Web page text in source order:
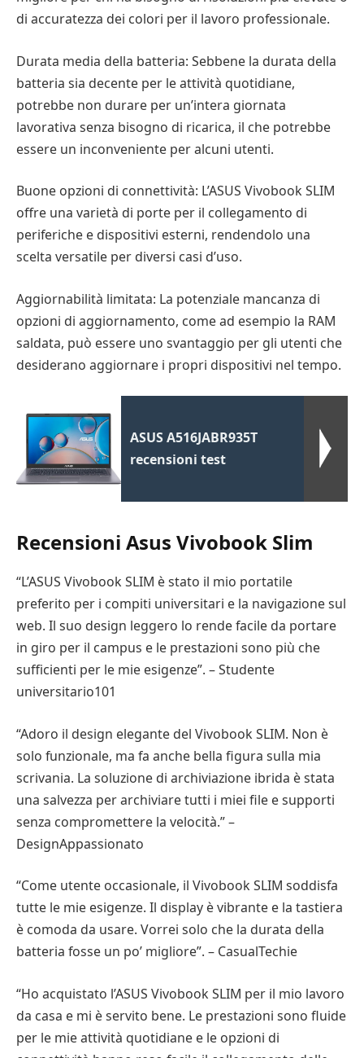
di accuratezza dei colori per il lavoro professionale.
Durata media della batteria: Sebbene la durata della
batteria sia decente per le attività quotidiane,
potrebbe non durare per un’intera giornata
lavorativa senza bisogno di ricarica, il che potrebbe
essere un inconveniente per alcuni utenti.
Buone opzioni di connettività: L’ASUS Vivobook SLIM
offre una varietà di porte per il collegamento di
periferiche e dispositivi esterni, rendendolo una
scelta versatile per diversi casi d’uso.
Aggiornabilità limitata: La potenziale mancanza di
opzioni di aggiornamento, come ad esempio la RAM
saldata, può essere uno svantaggio per gli utenti che
desiderano aggiornare i propri dispositivi nel tempo.
ASUS A516JABR935T
recensioni test
Recensioni Asus Vivobook Slim
“L’ASUS Vivobook SLIM è stato il mio portatile
preferito per i compiti universitari e la navigazione sul
web. Il suo design leggero lo rende facile da portare
in giro per il campus e le prestazioni sono più che
sufficienti per le mie esigenze”. – Studente
universitario101
“Adoro il design elegante del Vivobook SLIM. Non è
solo funzionale, ma fa anche bella figura sulla mia
scrivania. La soluzione di archiviazione ibrida è stata
una salvezza per archiviare tutti i miei file e supporti
senza compromettere la velocità.” –
DesignAppassionato
“Come utente occasionale, il Vivobook SLIM soddisfa
tutte le mie esigenze. Il display è vibrante e la tastiera
è comoda da usare. Vorrei solo che la durata della
batteria fosse un po’ migliore”. – CasualTechie
“Ho acquistato l’ASUS Vivobook SLIM per il mio lavoro
da casa e mi è servito bene. Le prestazioni sono fluide
per le mie attività quotidiane e le opzioni di